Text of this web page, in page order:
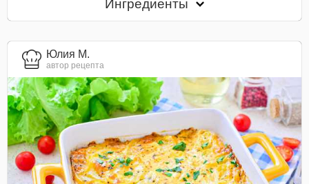
Ингредиенты
Юлия М.
автор рецепта